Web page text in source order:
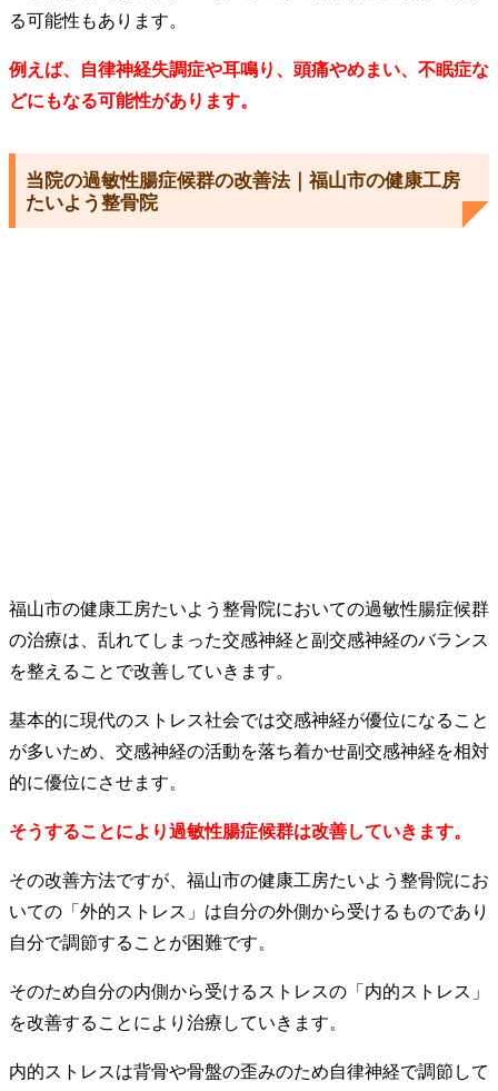
る可能性もあります。
例えば、自律神経失調症や耳鳴り、頭痛やめまい、不眠症な
どにもなる可能性があります。
当院の過敏性腸症候群の改善法｜福山市の健康工房
たいよう整骨院
福山市の健康工房たいよう整骨院においての過敏性腸症候群
の治療は、乱れてしまった交感神経と副交感神経のバランス
を整えることで改善していきます。
基本的に現代のストレス社会では交感神経が優位になること
が多いため、交感神経の活動を落ち着かせ副交感神経を相対
的に優位にさせます。
そうすることにより過敏性腸症候群は改善していきます。
その改善方法ですが、福山市の健康工房たいよう整骨院にお
いての「外的ストレス」は自分の外側から受けるものであり
自分で調節することが困難です。
そのため自分の内側から受けるストレスの「内的ストレス」
を改善することにより治療していきます。
内的ストレスは背骨や骨盤の歪みのため自律神経で調節して